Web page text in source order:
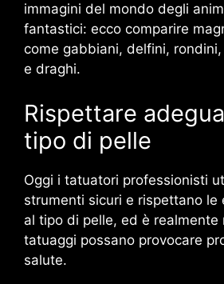
immagini del mondo degli
fantastici: ecco comparire
come gabbiani, delfini,
e draghi.
Rispettare
tipo di pelle
Oggi i tatuatori professionisti
strumenti sicuri e rispettano le
al tipo di pelle, ed è realmente
tatuaggi possano provocare
salute.